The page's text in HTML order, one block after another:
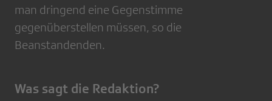
man dringend eine Gegenstimme
gegenüberstellen müssen, so die
Beanstandenden.
Was sagt die Redaktion?